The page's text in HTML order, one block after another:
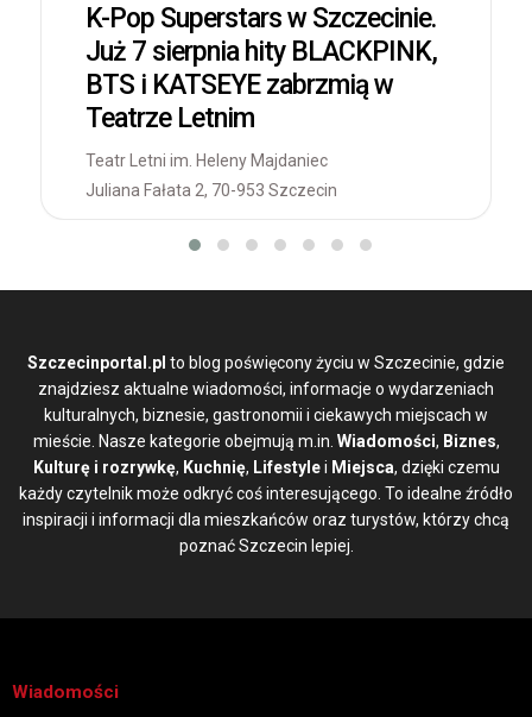
K-Pop Superstars w Szczecinie.
Już 7 sierpnia hity BLACKPINK,
BTS i KATSEYE zabrzmią w
Teatrze Letnim
Teatr Letni im. Heleny Majdaniec
Juliana Fałata 2, 70-953 Szczecin
Szczecinportal.pl to blog poświęcony życiu w Szczecinie, gdzie
znajdziesz aktualne wiadomości, informacje o wydarzeniach
kulturalnych, biznesie, gastronomii i ciekawych miejscach w
mieście. Nasze kategorie obejmują m.in. Wiadomości, Biznes,
Kulturę i rozrywkę, Kuchnię, Lifestylei Miejsca, dzięki czemu
każdy czytelnik może odkryć coś interesującego. To idealne źródło
inspiracji i informacji dla mieszkańców oraz turystów, którzy chcą
poznać Szczecin lepiej.
Wiadomości